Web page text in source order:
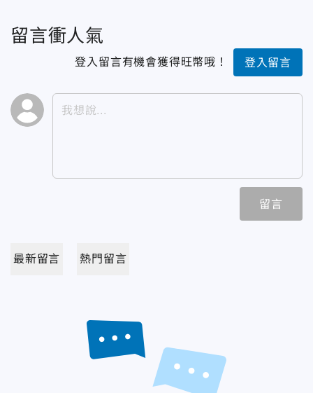
留言衝人氣
登入留言有機會獲得旺幣哦！ 登入留言
留言
最新留言 熱門留言